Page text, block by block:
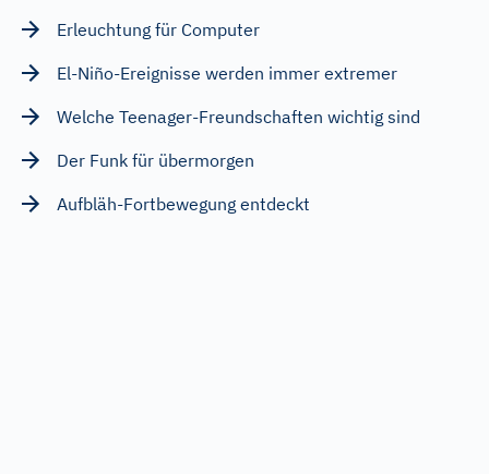
Erleuchtung für Computer
El-Niño-Ereignisse werden immer extremer
Welche Teenager-Freundschaften wichtig sind
Der Funk für übermorgen
Aufbläh-Fortbewegung entdeckt